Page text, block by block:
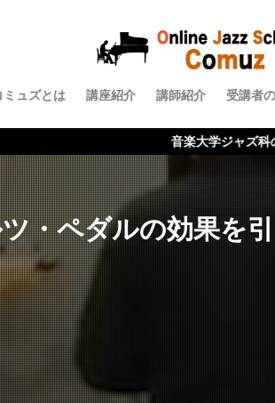
ミュズとは 講座紹介 講師紹介 受講者
音楽大学ジャズ科の内容がオンラ
・ペダルの効果を